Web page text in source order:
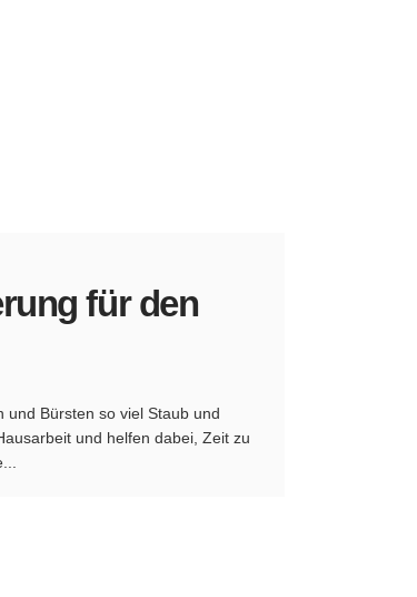
für den
Bürsten so viel Staub und
und helfen dabei, Zeit zu